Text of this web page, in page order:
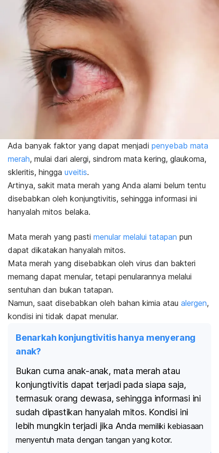
Ada banyak faktor yang dapat menjadi penyebab mata
merah, mulai dari alergi, sindrom mata kering, glaukoma,
skleritis, hingga uveitis.
Artinya, sakit mata merah yang Anda alami belum tentu
disebabkan oleh konjungtivitis, sehingga informasi ini
hanyalah mitos belaka.
Mata merah yang pasti menular melalui tatapan pun
dapat dikatakan hanyalah mitos.
Mata merah yang disebabkan oleh virus dan bakteri
memang dapat menular, tetapi penularannya melalui
sentuhan dan bukan tatapan.
Namun, saat disebabkan oleh bahan kimia atau alergen,
kondisi ini tidak dapat menular.
Benarkah konjungtivitis hanya menyerang
anak?
Bukan cuma anak-anak, mata merah atau
konjungtivitis dapat terjadi pada siapa saja,
termasuk orang dewasa, sehingga informasi ini
sudah dipastikan hanyalah mitos. Kondisi ini
lebih mungkin terjadi jika Anda memiliki kebiasaan
menyentuh mata dengan tangan yang kotor.